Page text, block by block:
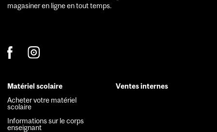
magasiner en ligne en tout temps.
Footer
menu
Matériel scolaire
Acheter votre matériel
scolaire
Informations sur le corps
enseignant
Ventes internes